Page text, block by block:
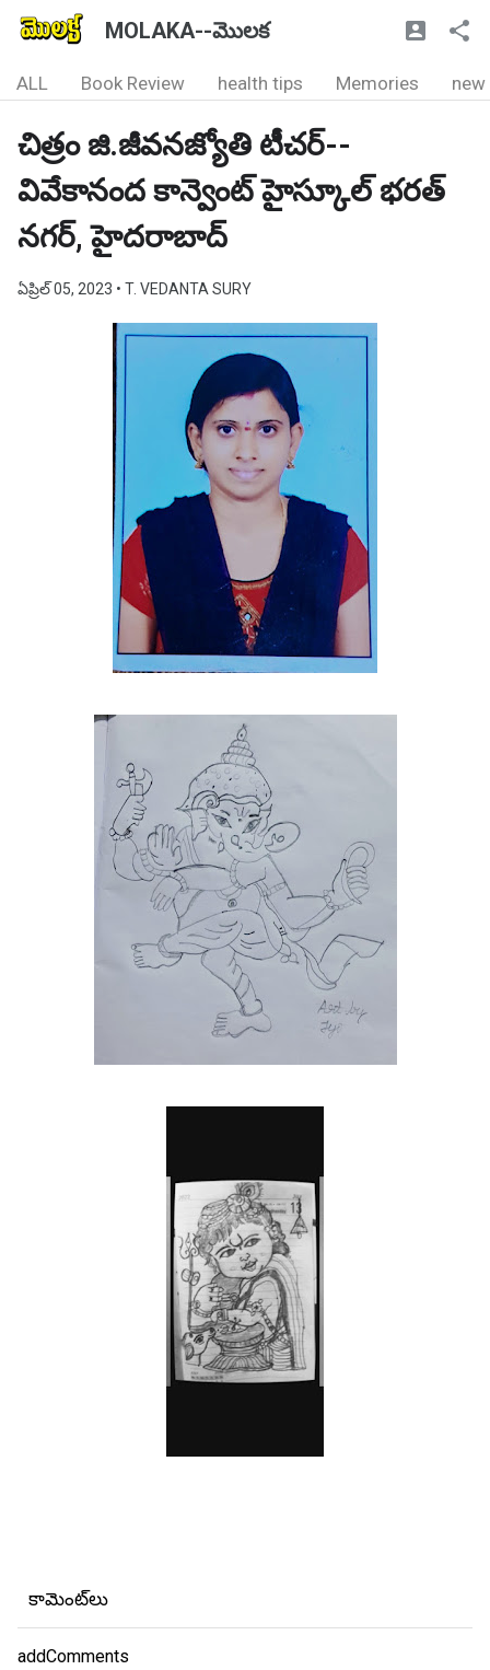
MOLAKA--మొలక
ALL Book Review health tips Memories new
చిత్రం జి.జీవనజ్యోతి టీచర్--
వివేకానంద కాన్వెంట్ హైస్కూల్ భరత్
నగర్, హైదరాబాద్
ఏప్రిల్ 05, 2023 • T. VEDANTA SURY
కామెంట్‌లు
addComments